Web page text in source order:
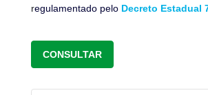
regulamentado pelo Decreto Estadual
CONSULTAR